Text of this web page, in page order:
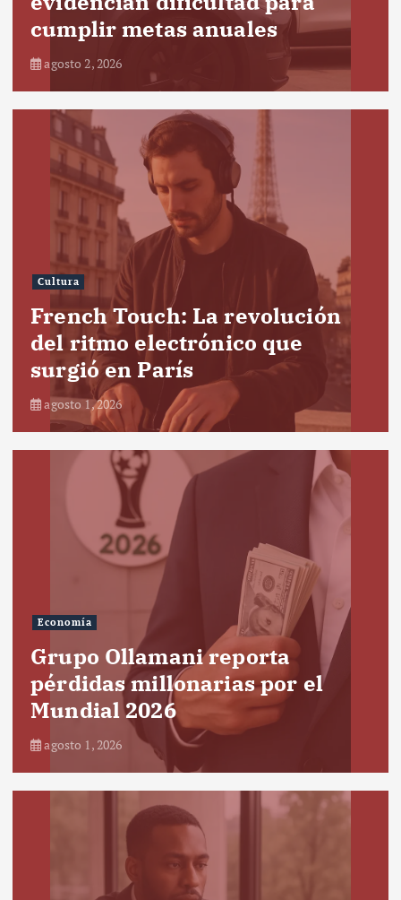
cumplir metas anuales
agosto 2, 2026
Cultura
French Touch: La revolución
del ritmo electrónico que
surgió en París
agosto 1, 2026
Economía
Grupo Ollamani reporta
pérdidas millonarias por el
Mundial 2026
agosto 1, 2026